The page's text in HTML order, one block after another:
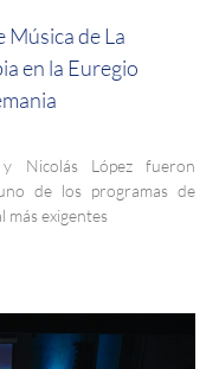
Música de La
en la Euregio
Nicolás López fueron
de los programas de
exigentes